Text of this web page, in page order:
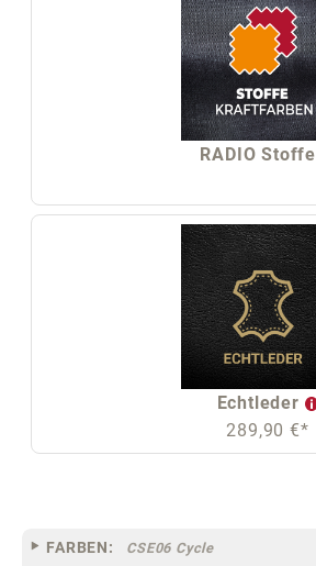
RADIO Stoffe
Echtleder
289,90 €*
FARBEN: CSE06 Cycle